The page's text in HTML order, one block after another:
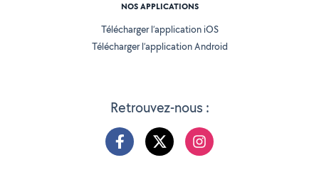
Retrouvez-nous :
NOS APPLICATIONS
Télécharger l’application iOS
Télécharger l’application Android